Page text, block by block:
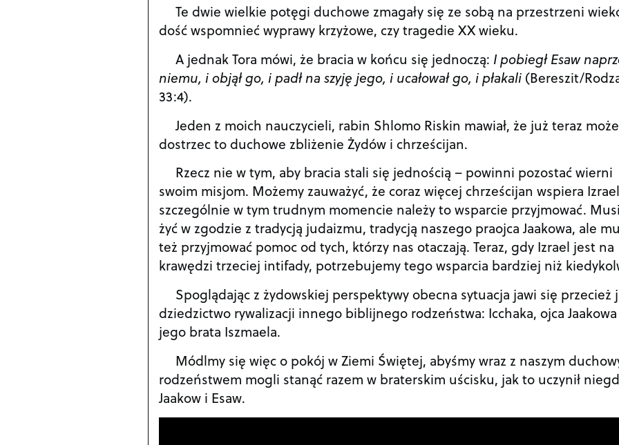
Te dwie wielkie potęgi duchowe zmagały się ze sobą na przestrzeni
dość wspomnieć wyprawy krzyżowe, czy tragedie XX wieku.
A jednak Tora mówi, że bracia w końcu się jednoczą: I pobiegł Esaw
niemu, i objął go, i padł na szyję jego, i ucałował go, i płakali(Bereszit/
33:4).
Jeden z moich nauczycieli, rabin Shlomo Riskin mawiał, że już teraz
dostrzec to duchowe zbliżenie Żydów i chrześcijan.
Rzecz nie w tym, aby bracia stali się jednością – powinni pozostać wierni
swoim misjom. Możemy zauważyć, że coraz więcej chrześcijan wspiera
szczególnie w tym trudnym momencie należy to wsparcie przyjmować.
żyć w zgodzie z tradycją judaizmu, tradycją naszego praojca Jaakowa, ale
też przyjmować pomoc od tych, którzy nas otaczają. Teraz, gdy Izrael jest na
krawędzi trzeciej intifady, potrzebujemy tego wsparcia bardziej niż
Spoglądając z żydowskiej perspektywy obecna sytuacja jawi się przecież
dziedzictwo rywalizacji innego biblijnego rodzeństwa: Icchaka, ojca
jego brata Iszmaela.
Módlmy się więc o pokój w Ziemi Świętej, abyśmy wraz z naszym
rodzeństwem mogli stanąć razem w braterskim uścisku, jak to uczynił
Jaakow i Esaw.